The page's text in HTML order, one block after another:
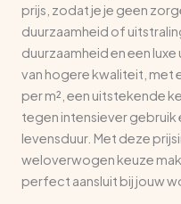
prijs, zodat je je geen
duurzaamheid of
duurzaamheid en een
van hogere kwaliteit, met
per m², een uitstekende
tegen intensiever gebruik
levensduur. Met deze
weloverwogen keuze
perfect aansluit bij jouw